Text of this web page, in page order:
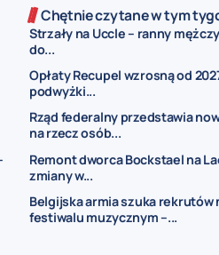
Chętnie czytane w tym
Strzały na Uccle – ranny
do...
Opłaty Recupel wzrosną od
podwyżki...
Rząd federalny przedstawia
na rzecz osób...
Remont dworca Bockstael na
zmiany w...
Belgijska armia szuka rekrutów
festiwalu muzycznym –...